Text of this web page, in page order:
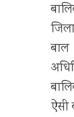
बाल
ऐसी